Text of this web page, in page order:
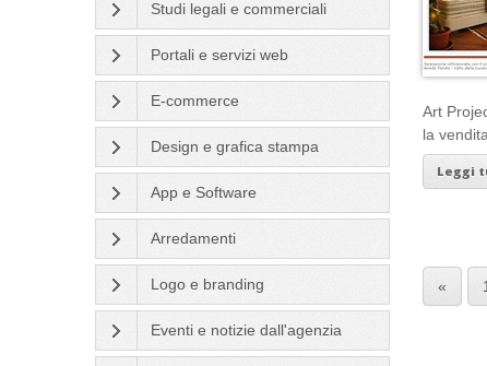
Art
la
Leggi
« 1
Studi legali e commerciali
Portali e servizi web
E-commerce
Design e grafica stampa
App e Software
Arredamenti
Logo e branding
Eventi e notizie dall'agenzia